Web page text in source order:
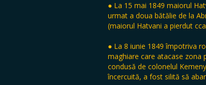
● La 15 mai 1849 maiorul
urmat a doua bătălie de la
(maiorul Hatvani a pierdut
● La 8 iunie 1849 împotriva
maghiare care atacase zona
condusă de colonelul
încercuită, a fost silită să